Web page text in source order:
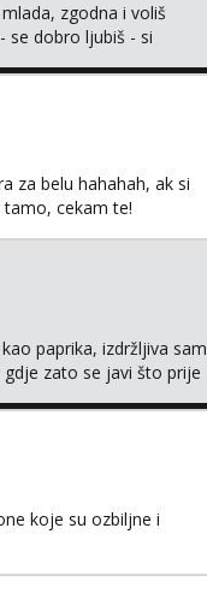
zgodna i voliš
se dobro ljubiš - si
za belu hahahah, ak si
cekam te!
paprika, izdržljiva sam
gdje zato se javi što prije
koje su ozbiljne i